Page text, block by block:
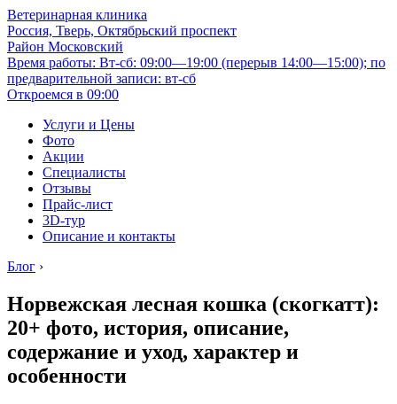
Ветеринарная клиника
Россия, Тверь, Октябрьский проспект
Район Московский
Время работы: Вт-сб: 09:00—19:00 (перерыв 14:00—15:00); по
предварительной записи: вт-сб
Откроемся в 09:00
Услуги и Цены
Фото
Акции
Специалисты
Отзывы
Прайс-лист
3D-тур
Описание и контакты
Блог ›
Норвежская лесная кошка (скогкатт):
20+ фото, история, описание,
содержание и уход, характер и
особенности